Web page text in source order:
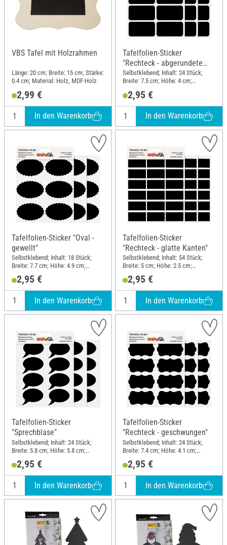
VBS Tafel mit Holzrahmen
Länge: 20 cm; Breite: 15 cm; Stärke:
0.4 cm; Material: Holz, MDF-Holz
2,99 €
In den Warenkorb
Tafelfolien-Sticker
"Rechteck - abgerundete
Kanten"
Selbstklebend; Inhalt: 24 Stück;
Breite: 7.5 cm; Höhe: 4 cm;
2,95 €
In den Warenkorb
Tafelfolien-Sticker "Oval -
gewellt"
Selbstklebend; Inhalt: 18 Stück;
Breite: 7.7 cm; Höhe: 4.9 cm;
Material: Kunststoff
2,95 €
In den Warenkorb
Tafelfolien-Sticker
"Rechteck - glatte Kanten"
Selbstklebend; Inhalt: 54 Stück;
Breite: 5 cm; Höhe: 2.5 cm;
Material: Kunststoff
2,95 €
In den Warenkorb
Tafelfolien-Sticker
"Sprechblase"
Selbstklebend; Inhalt: 24 Stück;
Breite: 5.8 cm; Höhe: 5.8 cm;
2,95 €
In den Warenkorb
Tafelfolien-Sticker
"Rechteck - geschwungen"
Selbstklebend; Inhalt: 24 Stück;
Breite: 7.4 cm; Höhe: 4.1 cm;
2,95 €
In den Warenkorb